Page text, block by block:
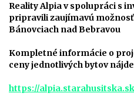
Reality Alpia v spolupráci s
pripravili zaujímavú
Bánovciach nad Bebravou
Kompletné informácie o
ceny jednotlivých bytov
https://